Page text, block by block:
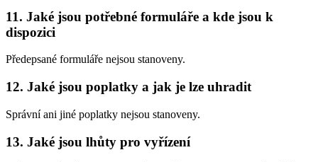
11. Jaké jsou potřebné formuláře a kde jsou k
dispozici
Předepsané formuláře nejsou stanoveny.
12. Jaké jsou poplatky a jak je lze uhradit
Správní ani jiné poplatky nejsou stanoveny.
13. Jaké jsou lhůty pro vyřízení